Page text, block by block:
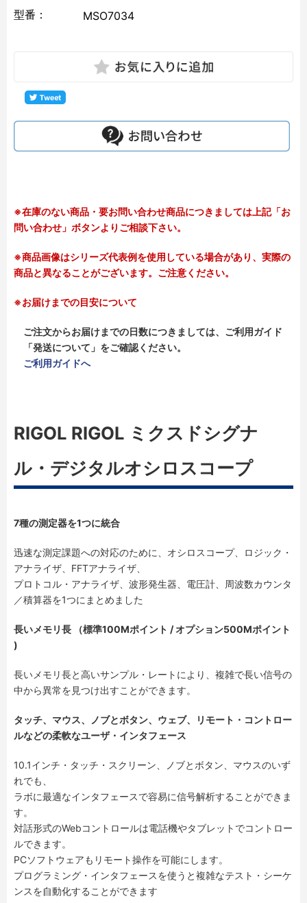
型番：
MSO7034
※在庫のない商品・要お問い合わせ商品につきましては上記「お
問い合わせ」ボタンよりご相談下さい。
※商品画像はシリーズ代表例を使用している場合があり、実際の
商品と異なることがございます。ご注意ください。
※お届けまでの目安について
ご注文からお届けまでの日数につきましては、ご利用ガイド
「発送について」をご確認ください。
ご利用ガイドへ
RIGOL RIGOL ミクスドシグナ
ル・デジタルオシロスコープ
7種の測定器を1つに統合
迅速な測定課題への対応のために、オシロスコープ、ロジック・
アナライザ、FFTアナライザ、
プロトコル・アナライザ、波形発生器、電圧計、周波数カウンタ
／積算器を1つにまとめました
長いメモリ長 （標準100Mポイント / オプション500Mポイント
)
長いメモリ長と高いサンプル・レートにより、複雑で長い信号の
中から異常を見つけ出すことができます。
タッチ、マウス、ノブとボタン、ウェブ、リモート・コントロー
ルなどの柔軟なユーザ・インタフェース
10.1インチ・タッチ・スクリーン、ノブとボタン、マウスのいず
れでも、
ラボに最適なインタフェースで容易に信号解析することができま
す。
対話形式のWebコントロールは電話機やタブレットでコントロー
ルできます。
PCソフトウェアもリモート操作を可能にします。
プログラミング・インタフェースを使うと複雑なテスト・シーケ
ンスを自動化することができます